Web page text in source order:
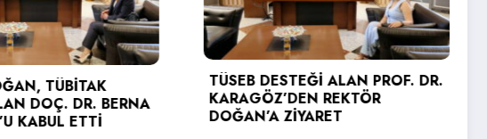
TÜSEB DESTEĞİ ALAN PROF. DR.
KARAGÖZ’DEN REKTÖR
DOĞAN’A ZİYARET
GAÜN TEKNİK